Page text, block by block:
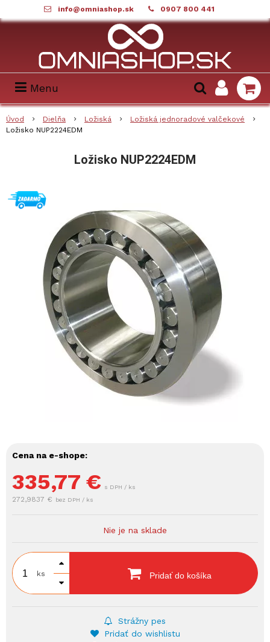
info@omniashop.sk 0907 800 441
Menu
Úvod Dielňa Ložiská
Ložiská jednoradové valčekové
Ložisko NUP2224EDM
Ložisko NUP2224EDM
Cena na e-shope:
335,77 € s DPH / ks
272,9837 € bez DPH / ks
Nie je na sklade
ks Pridať do košíka
Strážny pes
Pridať do wishlistu